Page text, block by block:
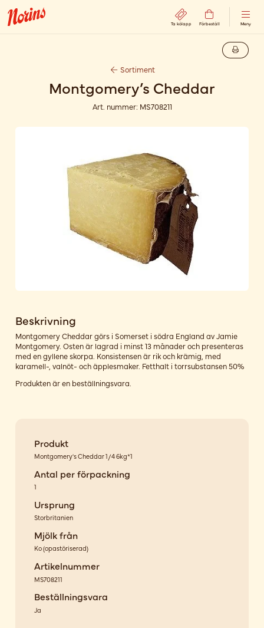
Ta kölapp Förbeställ Meny
Sortiment
Montgomery’s Cheddar
Art. nummer: MS708211
Beskrivning
Montgomery Cheddar görs i Somerset i södra England av Jamie
Montgomery. Osten är lagrad i minst 13 månader och presenteras
med en gyllene skorpa. Konsistensen är rik och krämig, med
karamell-, valnöt- och äpplesmaker. Fetthalt i torrsubstansen 50%
Produkten är en beställningsvara.
Produkt
Montgomery's Cheddar 1/4 6kg*1
Antal per förpackning
1
Ursprung
Storbritanien
Mjölk från
Ko(opastöriserad)
Artikelnummer
MS708211
Beställningsvara
Ja